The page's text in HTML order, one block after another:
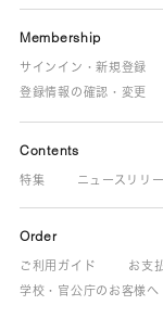
Membership
サインイン・新規登録
登録情報の確認・変更
Contents
特集 ニュースリリ
Order
ご利用ガイド お支
学校・官公庁のお客様へ